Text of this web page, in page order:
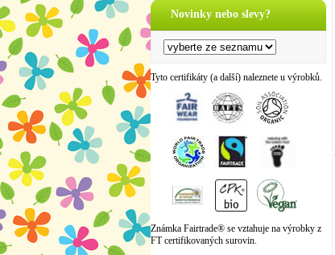
Novinky nebo slevy?
Tyto certifikáty (a další) naleznete u výrobků.
Známka Fairtrade® se vztahuje na výrobky z
FT certifikovaných surovin.